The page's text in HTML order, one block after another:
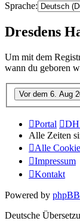
Sprache:
Dresdens
Um mit dem
wann du geboren
Portal
Alle Zeiten
Alle
Impressum
Kontakt
Powered by phpBB
Deutsche